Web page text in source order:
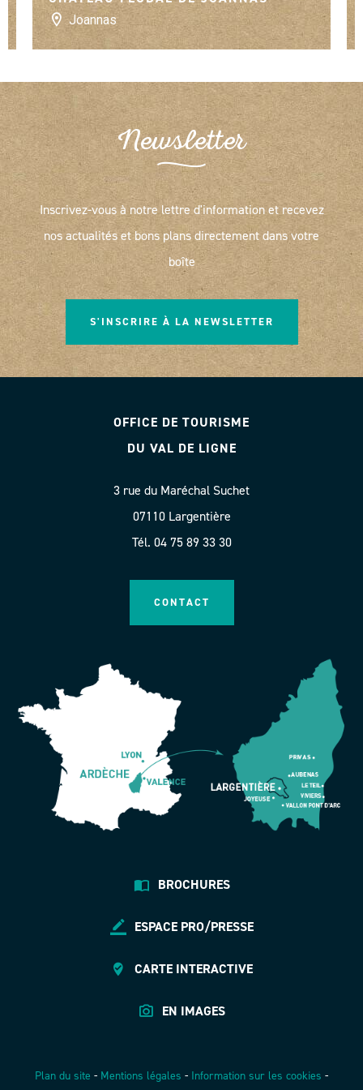
Joannas
Newsletter
Inscrivez-vous à notre lettre d'information et recevez
nos actualités et bons plans directement dans votre
boîte
S'INSCRIRE À LA NEWSLETTER
OFFICE DE TOURISME
DU VAL DE LIGNE
3 rue du Maréchal Suchet
07110 Largentière
Tél. 04 75 89 33 30
CONTACT
BROCHURES
ESPACE PRO/PRESSE
CARTE INTERACTIVE
EN IMAGES
Plan du site - Mentions légales - Information sur les cookies -